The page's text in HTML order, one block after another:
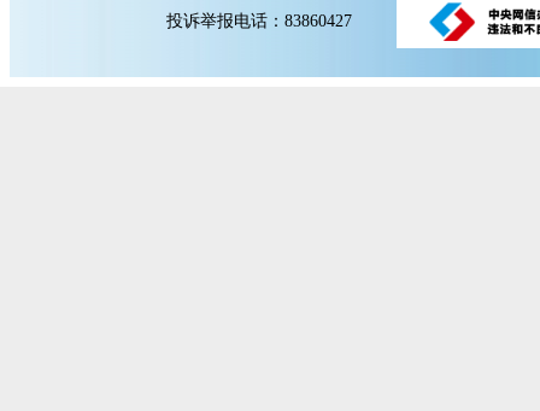
投诉举报电话：83860427